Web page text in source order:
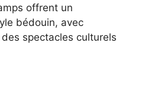
offrent un
bédouin, avec
spectacles culturels